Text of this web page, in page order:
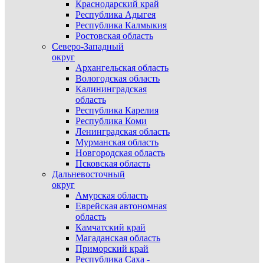
Краснодарский край
Республика Адыгея
Республика Калмыкия
Ростовская область
Северо-Западный
округ
Архангельская область
Вологодская область
Калининградская
область
Республика Карелия
Республика Коми
Ленинградская область
Мурманская область
Новгородская область
Псковская область
Дальневосточный
округ
Амурская область
Еврейская автономная
область
Камчатский край
Магаданская область
Приморский край
Республика Саха -